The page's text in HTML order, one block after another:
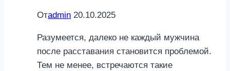
Отadmin 20.10.2025
Разумеется, далеко не каждый мужчина
после расставания становится проблемой.
Тем не менее, встречаются такие